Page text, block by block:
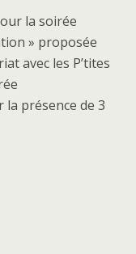
la soirée
» proposée
avec les P’tites
présence de 3